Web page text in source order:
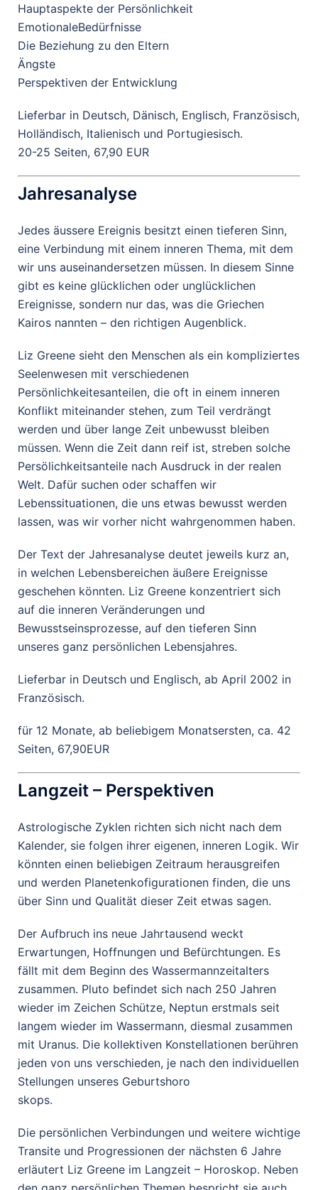
Hauptaspekte der Persönlichkeit
EmotionaleBedürfnisse
Die Beziehung zu den Eltern
Ängste
Perspektiven der Entwicklung
Lieferbar in Deutsch, Dänisch, Englisch, Französisch,
Holländisch, Italienisch und Portugiesisch.
20-25 Seiten, 67,90 EUR
Jahresanalyse
Jedes äussere Ereignis besitzt einen tieferen Sinn,
eine Verbindung mit einem inneren Thema, mit dem
wir uns auseinandersetzen müssen. In diesem Sinne
gibt es keine glücklichen oder unglücklichen
Ereignisse, sondern nur das, was die Griechen
Kairos nannten – den richtigen Augenblick.
Liz Greene sieht den Menschen als ein kompliziertes
Seelenwesen mit verschiedenen
Persönlichkeitesanteilen, die oft in einem inneren
Konflikt miteinander stehen, zum Teil verdrängt
werden und über lange Zeit unbewusst bleiben
müssen. Wenn die Zeit dann reif ist, streben solche
Persölichkeitsanteile nach Ausdruck in der realen
Welt. Dafür suchen oder schaffen wir
Lebenssituationen, die uns etwas bewusst werden
lassen, was wir vorher nicht wahrgenommen haben.
Der Text der Jahresanalyse deutet jeweils kurz an,
in welchen Lebensbereichen äußere Ereignisse
geschehen könnten. Liz Greene konzentriert sich
auf die inneren Veränderungen und
Bewusstseinsprozesse, auf den tieferen Sinn
unseres ganz persönlichen Lebensjahres.
Lieferbar in Deutsch und Englisch, ab April 2002 in
Französisch.
für 12 Monate, ab beliebigem Monatsersten, ca. 42
Seiten, 67,90EUR
Langzeit – Perspektiven
Astrologische Zyklen richten sich nicht nach dem
Kalender, sie folgen ihrer eigenen, inneren Logik. Wir
könnten einen beliebigen Zeitraum herausgreifen
und werden Planetenkofigurationen finden, die uns
über Sinn und Qualität dieser Zeit etwas sagen.
Der Aufbruch ins neue Jahrtausend weckt
Erwartungen, Hoffnungen und Befürchtungen. Es
fällt mit dem Beginn des Wassermannzeitalters
zusammen. Pluto befindet sich nach 250 Jahren
wieder im Zeichen Schütze, Neptun erstmals seit
langem wieder im Wassermann, diesmal zusammen
mit Uranus. Die kollektiven Konstellationen berühren
jeden von uns verschieden, je nach den individuellen
Stellungen unseres Geburtshoro
skops.
Die persönlichen Verbindungen und weitere wichtige
Transite und Progressionen der nächsten 6 Jahre
erläutert Liz Greene im Langzeit – Horoskop. Neben